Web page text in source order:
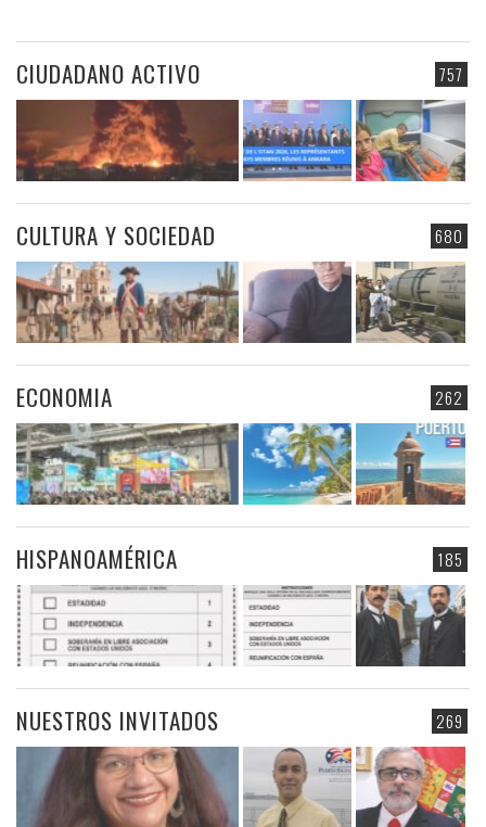
757
CIUDADANO ACTIVO
680
CULTURA Y SOCIEDAD
262
ECONOMIA
185
HISPANOAMÉRICA
269
NUESTROS INVITADOS